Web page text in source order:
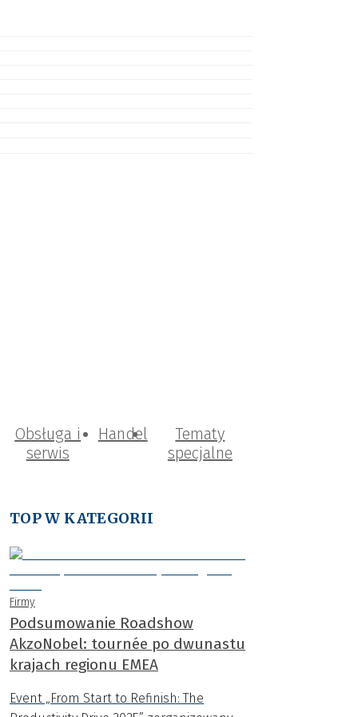
Obsługa i
serwis
Handel
Tematy
specjalne
TOP W KATEGORII
Firmy
Podsumowanie Roadshow
AkzoNobel: tournée po dwunastu
krajach regionu EMEA
Event „From Start to Refinish: The